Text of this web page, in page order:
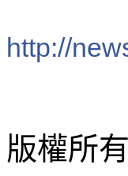
http://
版權所